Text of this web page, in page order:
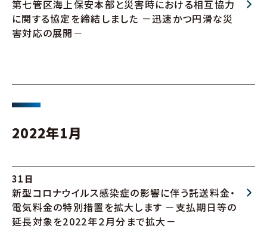
第七管区海上保安本部と災害時における相互協力
に関する協定を締結しました －迅速かつ円滑な災
害対応の展開－
2022年1月
31日
新型コロナウイルス感染症の影響に伴う託送料金・
電気料金の特別措置を拡大します －支払期日等の
延長対象を2022年２月分まで拡大－